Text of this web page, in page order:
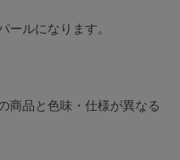
ルになります。
商品と色味・仕様が異なる